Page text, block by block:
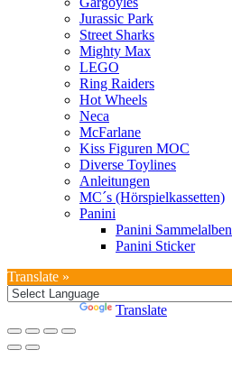
Jurassic Park
Street Sharks
Mighty Max
LEGO
Ring Raiders
Hot Wheels
Neca
McFarlane
Kiss Figuren MOC
Diverse Toylines
Anleitungen
MC´s (Hörspielkassetten)
Panini
Panini Sammelalben
Panini Sticker
Translate »
Translate